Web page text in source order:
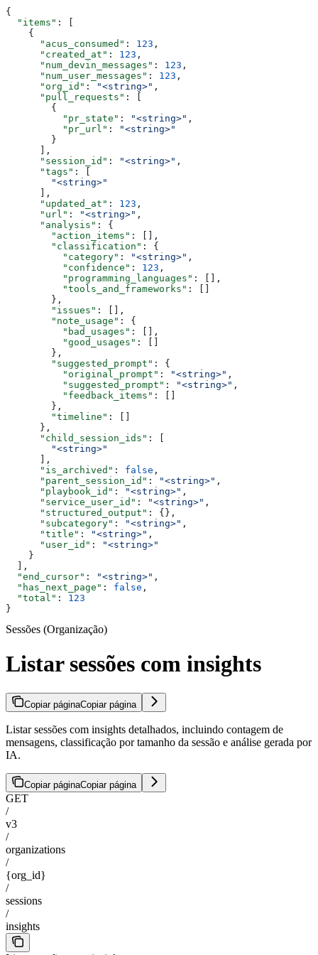
{
  "items"
: [
    {
      "acus_consumed"
: 123 ,
      "created_at"
: 123 ,
      "num_devin_messages"
: 123 ,
      "num_user_messages"
: 123 ,
      "org_id"
: "<string>" ,
      "pull_requests"
: [
        {
          "pr_state"
: "<string>" ,
          "pr_url"
:
"<string>"
        }
      ],
      "session_id"
: "<string>" ,
      "tags"
: [
        "<string>"
      ],
      "updated_at"
: 123 ,
      "url"
: "<string>" ,
      "analysis"
: {
        "action_items"
: [],
        "classification"
: {
          "category"
: "<string>" ,
          "confidence"
: 123 ,
          "programming_languages"
: [],
          "tools_and_frameworks"
: []
        },
        "issues"
: [],
        "note_usage"
: {
          "bad_usages"
: [],
          "good_usages"
: []
        },
        "suggested_prompt"
: {
          "original_prompt"
: "<string>" ,
          "suggested_prompt"
: "<string>" ,
          "feedback_items"
: []
        },
        "timeline"
: []
      },
      "child_session_ids"
: [
        "<string>"
      ],
      "is_archived"
: false ,
      "parent_session_id"
: "<string>" ,
      "playbook_id"
: "<string>" ,
      "service_user_id"
: "<string>" ,
      "structured_output"
: {},
      "subcategory"
: "<string>" ,
      "title"
: "<string>" ,
      "user_id"
:
"<string>"
    }
  ],
  "end_cursor"
: "<string>" ,
  "has_next_page"
: false ,
  "total"
: 123
}
Sessões (Organização)
Listar sessões com insights
Copiar páginaCopiar página
Listar sessões com insights detalhados, incluindo contagem de
mensagens, classificação por tamanho da sessão e análise gerada por
IA.
Copiar páginaCopiar página
GET
/
v3
/
organizations
/
{org_id}
/
sessions
/
insights